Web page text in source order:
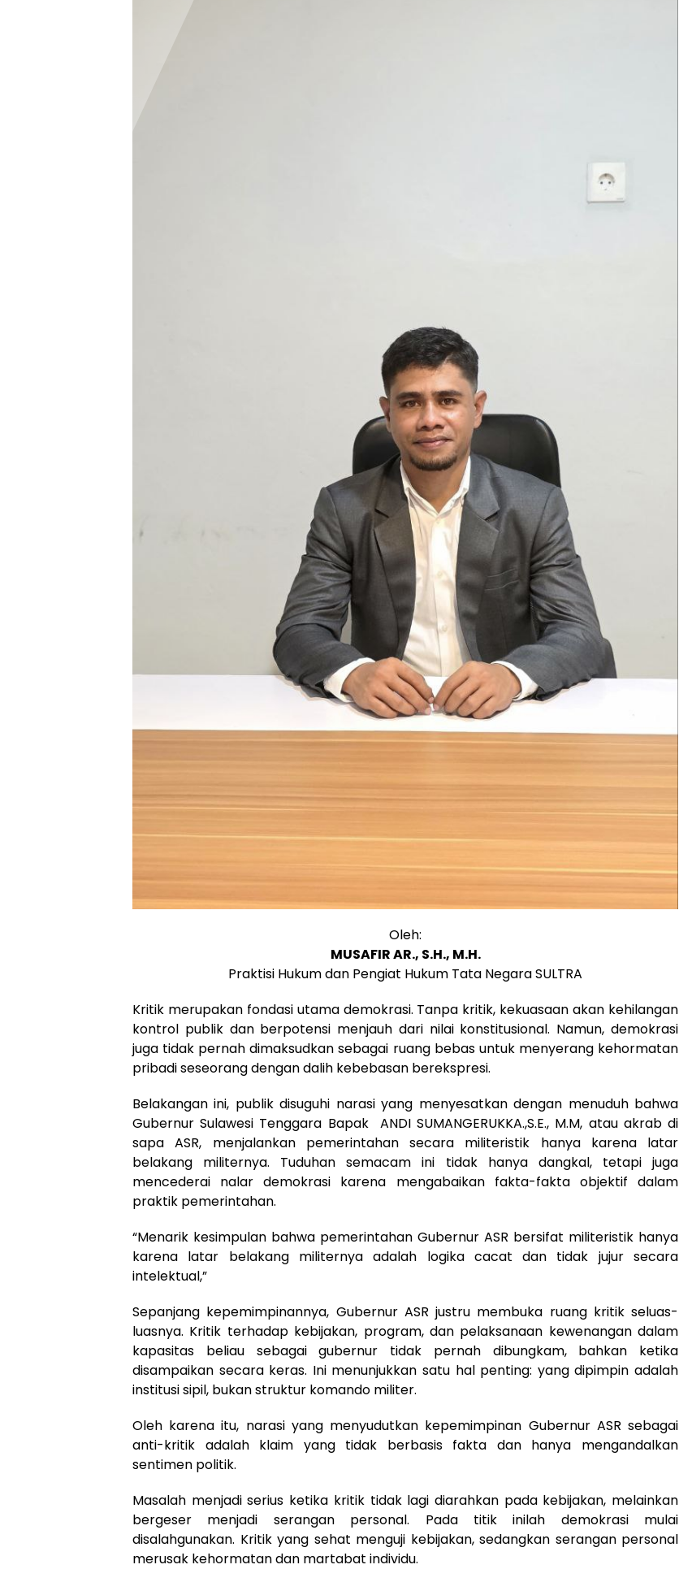
Oleh:
MUSAFIR AR., S.H., M.H.
Praktisi Hukum dan Pengiat Hukum Tata Negara SULTRA
Kritik merupakan fondasi utama demokrasi. Tanpa kritik, kekuasaan akan kehilangan
kontrol publik dan berpotensi menjauh dari nilai konstitusional. Namun, demokrasi
juga tidak pernah dimaksudkan sebagai ruang bebas untuk menyerang kehormatan
pribadi seseorang dengan dalih kebebasan berekspresi.
Belakangan ini, publik disuguhi narasi yang menyesatkan dengan menuduh bahwa
Gubernur Sulawesi Tenggara Bapak ANDI SUMANGERUKKA.,S.E., M.M, atau akrab di
sapa ASR, menjalankan pemerintahan secara militeristik hanya karena latar
belakang militernya. Tuduhan semacam ini tidak hanya dangkal, tetapi juga
mencederai nalar demokrasi karena mengabaikan fakta-fakta objektif dalam
praktik pemerintahan.
“Menarik kesimpulan bahwa pemerintahan Gubernur ASR bersifat militeristik hanya
karena latar belakang militernya adalah logika cacat dan tidak jujur secara
intelektual,”
Sepanjang kepemimpinannya, Gubernur ASR justru membuka ruang kritik seluas-
luasnya. Kritik terhadap kebijakan, program, dan pelaksanaan kewenangan dalam
kapasitas beliau sebagai gubernur tidak pernah dibungkam, bahkan ketika
disampaikan secara keras. Ini menunjukkan satu hal penting: yang dipimpin adalah
institusi sipil, bukan struktur komando militer.
Oleh karena itu, narasi yang menyudutkan kepemimpinan Gubernur ASR sebagai
anti-kritik adalah klaim yang tidak berbasis fakta dan hanya mengandalkan
sentimen politik.
Masalah menjadi serius ketika kritik tidak lagi diarahkan pada kebijakan, melainkan
bergeser menjadi serangan personal. Pada titik inilah demokrasi mulai
disalahgunakan. Kritik yang sehat menguji kebijakan, sedangkan serangan personal
merusak kehormatan dan martabat individu.